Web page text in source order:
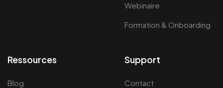
Webinaire
Formation & Onboarding
Ressources
Blog
Support
Contact